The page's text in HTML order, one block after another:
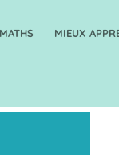
MIEUX